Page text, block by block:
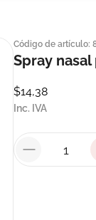
Código de artículo:
Spray
$14,38
Inc. IVA